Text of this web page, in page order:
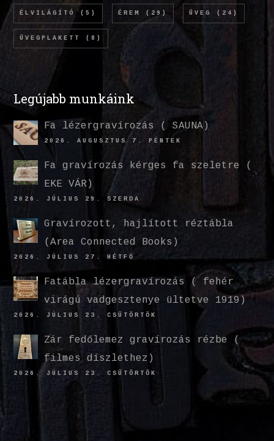
ÉLVILÁGÍTÓ (5) ÉREM (29) ÜVEG (24)
ÜVEGPLAKETT (8)
Legújabb munkáink
Fa lézergravírozás ( SAUNA)
2026. AUGUSZTUS 7. PÉNTEK
Fa gravírozás kérges fa szeletre (
EKE VÁR)
2026. JÚLIUS 29. SZERDA
Gravírozott, hajlított réztábla
(Area Connected Books)
2026. JÚLIUS 27. HÉTFŐ
Fatábla lézergravírozás ( fehér
virágú vadgesztenye ültetve 1919)
2026. JÚLIUS 23. CSÜTÖRTÖK
Zár fedőlemez gravírozás rézbe (
filmes díszlethez)
2026. JÚLIUS 23. CSÜTÖRTÖK